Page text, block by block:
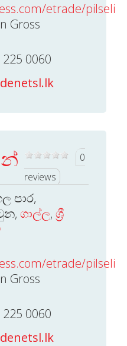
etrade/
Gross
0060
0
reviews
පාර,
ගාල්ල, ශ්‍රී
etrade/
Gross
0060